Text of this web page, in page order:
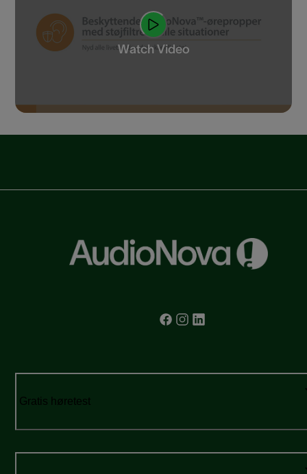
Watch Video
Gratis høretest